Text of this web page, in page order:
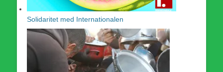
Solidaritet med Internationalen